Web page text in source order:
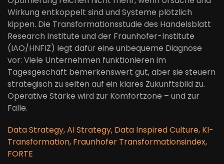
Wirkung entkoppelt sind und Systeme plötzlich
kippen. Die Transformationsstudie des Handelsblatt
Research Institute und der Fraunhofer-Institute
(IAO/HNFIZ) legt dafür eine unbequeme Diagnose
vor: Viele Unternehmen funktionieren im
Tagesgeschäft bemerkenswert gut, aber sie steuern
strategisch zu selten auf ein klares Zukunftsbild zu.
Operative Stärke wird zur Komfortzone – und zur
Falle.
Data Strategy,AI Strategy, Data Inspired Culture, KI-
Transformation, Fraunhofer Transformationsindex,
FORTE